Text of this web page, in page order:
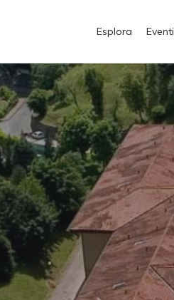
Esplora Eventi